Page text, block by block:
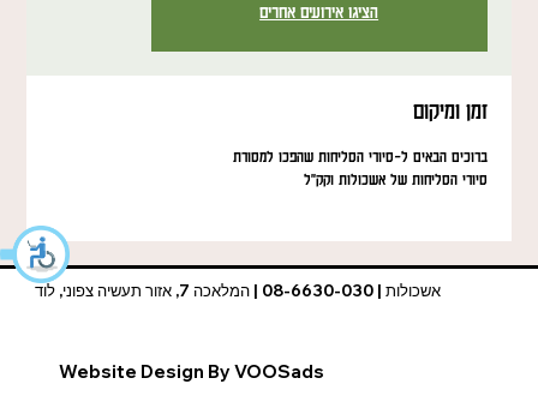
הציגו אירועים אחרים
זמן ומיקום
ברוכים הבאים ל-סיורי הסליחות שהפכו למסורת
סיורי הסליחות של אשכולות וקק"ל
אשכולות | 08-6630-030 | המלאכה 7, אזור תעשיה צפוני, לוד
Website Design By VOOSads